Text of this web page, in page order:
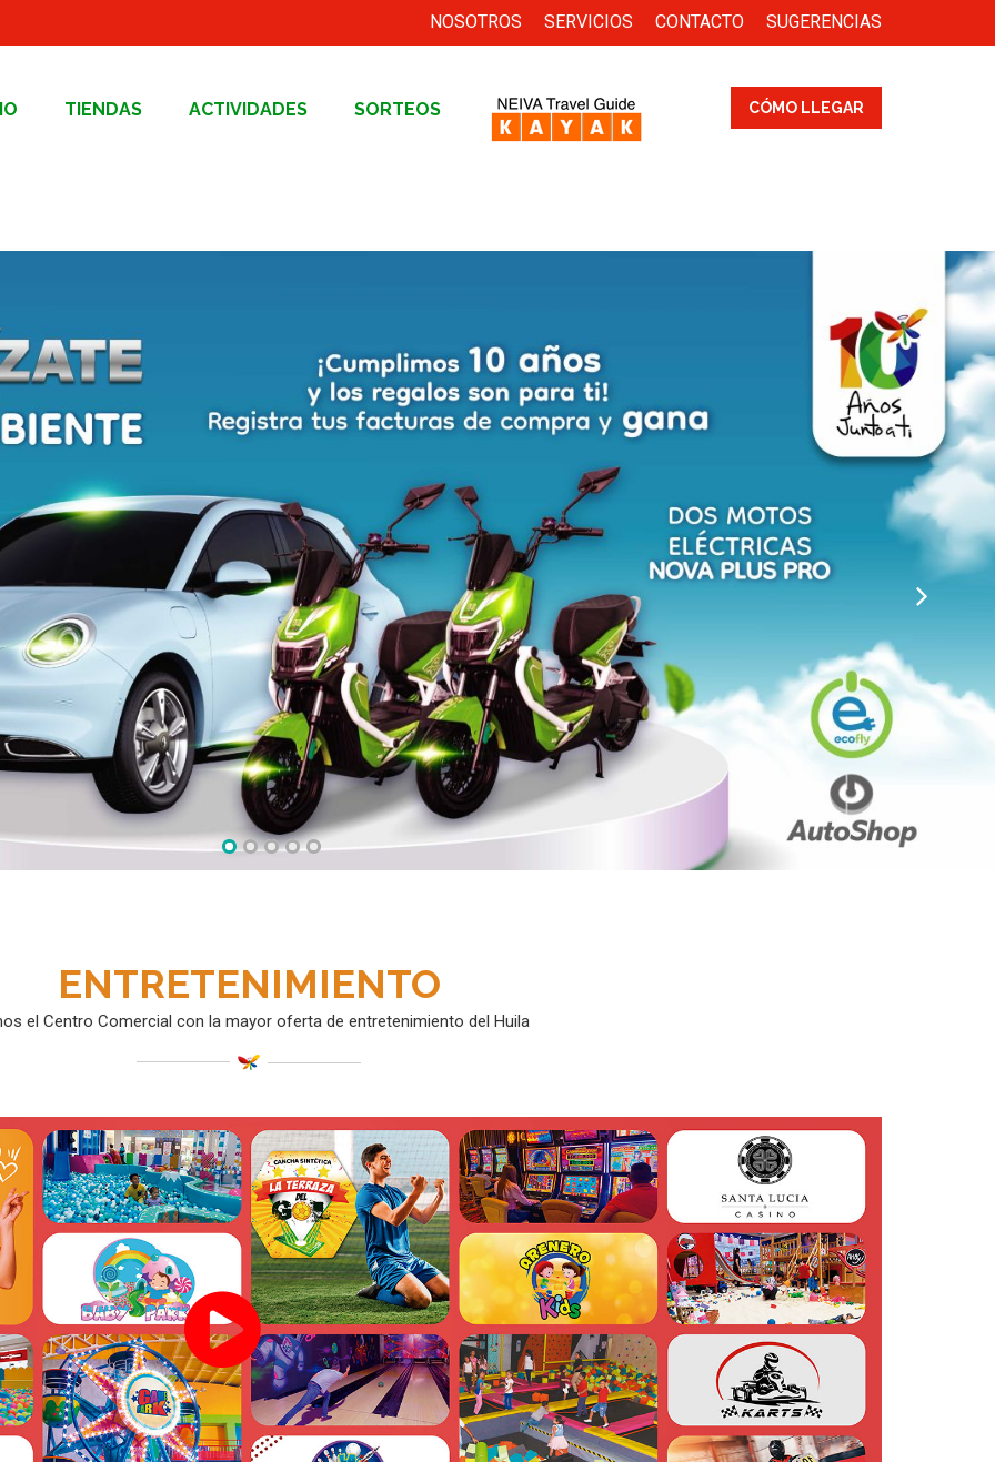
NOSOTROS SERVICIOS CONTACTO SUGERENCIAS
TIENDAS ACTIVIDADES SORTEOS CÓMO LLEGAR
ENTRETENIMIENTO
el Centro Comercial con la mayor oferta de entretenimiento del Huila